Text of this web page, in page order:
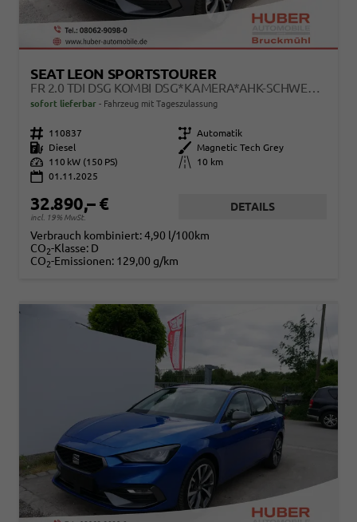
SEAT LEON SPORTSTOURER
FR 2.0 TDI DSG KOMBI DSG*KAMERA*AHK-SCHWENKBAR*NAVI*TEMPOMAT*WINTERPAKET*
sofort lieferbar Fahrzeug mit Tageszulassung
Fahrzeugnr. 110837 Getriebe Automatik
Kraftstoff
Diesel Außenfarbe
Magnetic Tech Grey
Leistung
110 kW (150 PS) Kilometerstand
10 km
01.11.2025
32.890,– €
incl. 19% MwSt.
DETAILS
Verbrauch kombiniert:4,90 l/100km
CO2-Klasse: D
CO2-Emissionen: 129,00 g/km